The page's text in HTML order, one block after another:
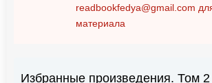
readbookfedya@gmail.com
материала
Избранные произведения. Том 2